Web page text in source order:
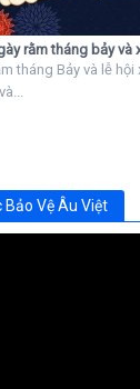
rằm tháng bảy và
tháng Bảy và lễ
Bảo Vệ Âu Việt